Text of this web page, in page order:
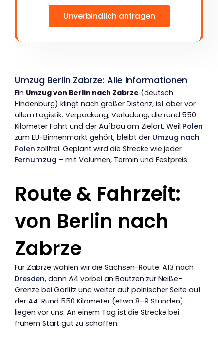
Unverbindlich anfragen
Umzug Berlin Zabrze: Alle Informationen
Ein Umzug von Berlin nach Zabrze (deutsch
Hindenburg) klingt nach großer Distanz, ist aber vor
allem Logistik: Verpackung, Verladung, die rund 550
Kilometer Fahrt und der Aufbau am Zielort. Weil Polen
zum EU-Binnenmarkt gehört, bleibt der Umzug nach
Polen zollfrei. Geplant wird die Strecke wie jeder
Fernumzug – mit Volumen, Termin und Festpreis.
Route & Fahrzeit:
von Berlin nach
Zabrze
Für Zabrze wählen wir die Sachsen-Route: A13 nach
Dresden, dann A4 vorbei an Bautzen zur Neiße-
Grenze bei Görlitz und weiter auf polnischer Seite auf
der A4. Rund 550 Kilometer (etwa 8–9 Stunden)
liegen vor uns. An einem Tag ist die Strecke bei
frühem Start gut zu schaffen.